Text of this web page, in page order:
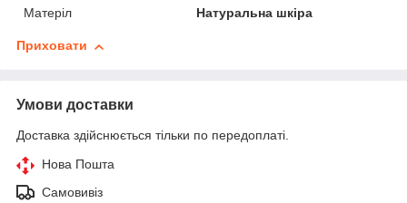
Матеріл
Натуральна шкіра
Приховати
Умови доставки
Доставка здійснюється тільки по передоплаті.
Нова Пошта
Самовивіз